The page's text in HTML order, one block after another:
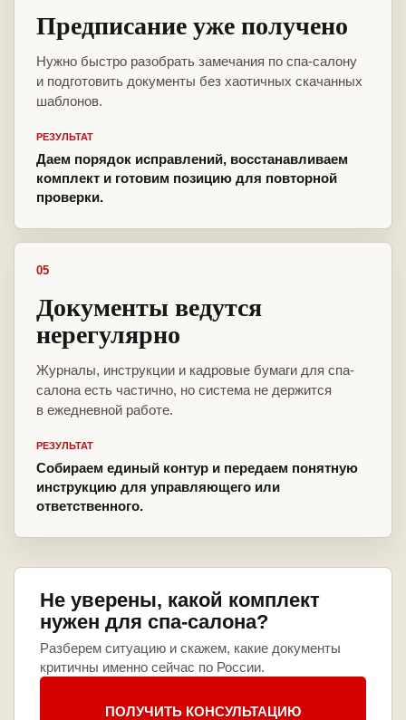
Предписание уже получено
Нужно быстро разобрать замечания по спа-салону
и подготовить документы без хаотичных скачанных
шаблонов.
РЕЗУЛЬТАТ
Даем порядок исправлений, восстанавливаем
комплект и готовим позицию для повторной
проверки.
05
Документы ведутся
нерегулярно
Журналы, инструкции и кадровые бумаги для спа-
салона есть частично, но система не держится
в ежедневной работе.
РЕЗУЛЬТАТ
Собираем единый контур и передаем понятную
инструкцию для управляющего или
ответственного.
Не уверены, какой комплект
нужен для спа-салона?
Разберем ситуацию и скажем, какие документы
критичны именно сейчас по России.
ПОЛУЧИТЬ КОНСУЛЬТАЦИЮ